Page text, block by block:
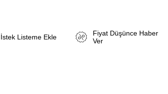
İstek Listeme Ekle
Fiyat Düşünce Haber
Ver